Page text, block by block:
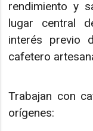
rendimiento y
lugar central
interés previo
cafetero
Trabajan con
orígenes: